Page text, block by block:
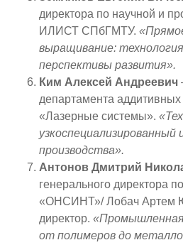
директора по научной и
ИЛИСТ СПбГМТУ.
выращивание:
перспективы развития».
Ким Алексей Андреевич
департамента
«Лазерные системы». «
производства».
Антонов Дмитрий
генерального директора
«ОНСИНТ»/ Лобач Артем
директор. «Промышленная
от полимеров до